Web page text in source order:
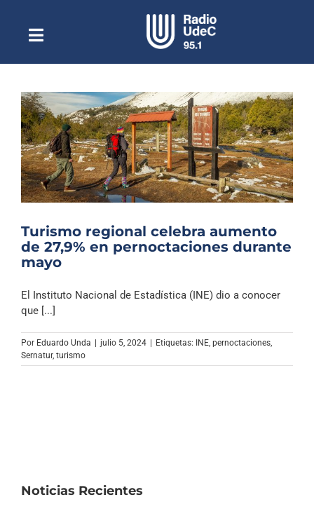
contenidoToggle
NavigationEscuchar Radio UdeC en vivo
Quiénes Somos
Programación
Podcast
Noticias
Columnas
Especiales
Turismo regional celebra aumento
de 27,9% en pernoctaciones durante
mayo
El Instituto Nacional de Estadística (INE) dio a conocer
que [...]
Por Eduardo Unda | julio 5, 2024 | Etiquetas: INE pernoctaciones
Sernatur, turismo
Noticias Recientes